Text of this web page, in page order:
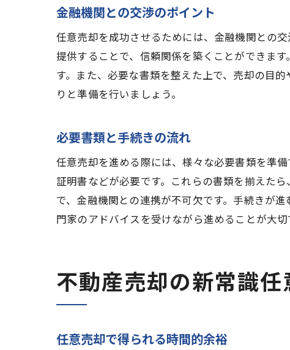
金融機関との交渉のポイント
任意売却を成功させるためには、金融機関との
提供することで、信頼関係を築くことができま
す。また、必要な書類を整えた上で、売却の目
りと準備を行いましょう。
必要書類と手続きの流れ
任意売却を進める際には、様々な必要書類を準
証明書などが必要です。これらの書類を揃えた
で、金融機関との連携が不可欠です。手続きが
門家のアドバイスを受けながら進めることが大切
不動産売却の新常識
任意売却で得られる時間的余裕